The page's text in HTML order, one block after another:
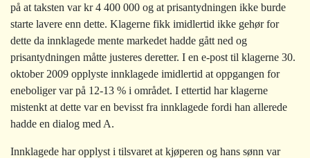
på at taksten var kr 4 400 000 og at prisantydningen ikke burde
starte lavere enn dette. Klagerne fikk imidlertid ikke gehør for
dette da innklagede mente markedet hadde gått ned og
prisantydningen måtte justeres deretter. I en e-post til klagerne 30.
oktober 2009 opplyste innklagede imidlertid at oppgangen for
eneboliger var på 12-13 % i området. I ettertid har klagerne
mistenkt at dette var en bevisst fra innklagede fordi han allerede
hadde en dialog med A.
Innklagede har opplyst i tilsvaret at kjøperen og hans sønn var